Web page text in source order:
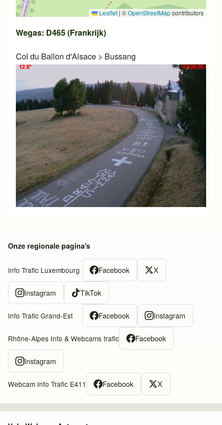
Leaflet | ©OpenStreetMapcontributors
Wegas: D465 (Frankrijk)
Col du Ballon d'Alsace > Bussang
Onze regionale pagina's
Info Trafic Luxembourg Facebook X
Instagram TikTok
Info Trafic Grand-Est Facebook Instagram
Rhône-Alpes Info & Webcams trafic Facebook
Instagram
Webcam Info Trafic E411 Facebook X